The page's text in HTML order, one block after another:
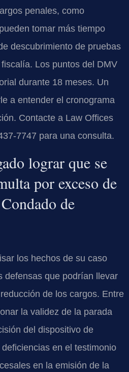
penales, como
tomar más tiempo
descubrimiento de pruebas
Los puntos del DMV
durante 18 meses. Un
a entender el cronograma
Contacte a Law Offices
7747 para una consulta.
lograr que se
por exceso de
de
los hechos de su caso
defensas que podrían llevar
de los cargos. Entre
la validez de la parada
del dispositivo de
en el testimonio
en la emisión de la